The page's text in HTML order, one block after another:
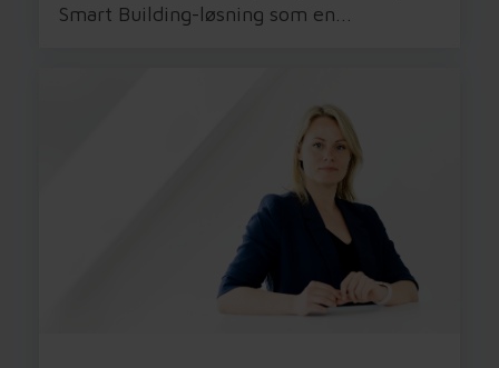
Smart Building-løsning som en...